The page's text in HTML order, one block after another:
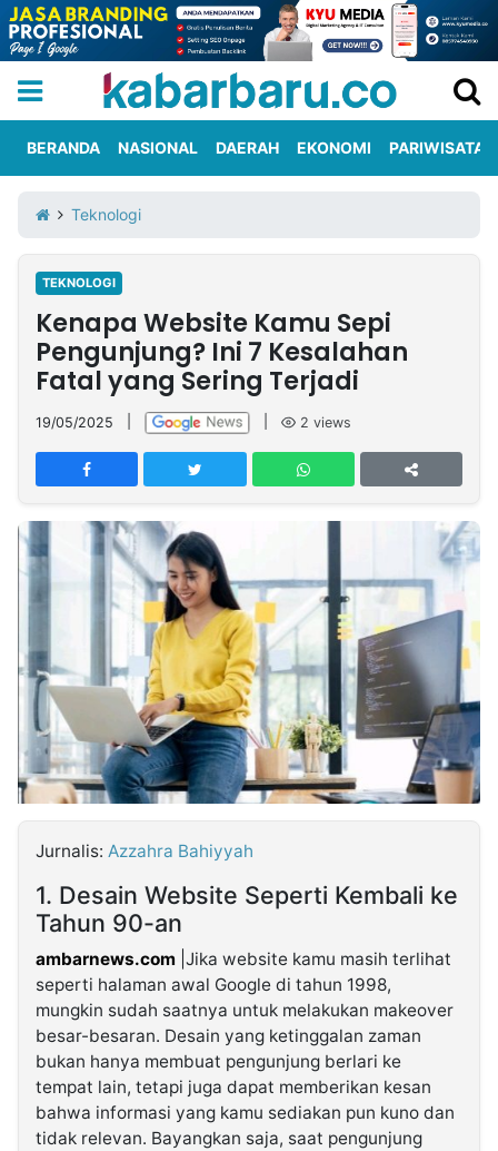
Iklan
Berita
Kami
Nasional
International
Olahraga
Entertainment
Daerah
Pariwisata
Kuliner
Kolom
Network
PT
TREETAN
INDONESIA
Partner
Insight
NTB
Suara
Time
Lens
IDN
Daily
Jogja
Jalan
Rakyat
Idealita
News
Kita
Notice
Dinamikapost.com
Radar
Baru
Seedbacklink
Follow
Kabarbaru
Kabarbaru.co
2026
BERANDA NASIONAL DAERAH EKONOMI PARIWISATA
Teknologi
TEKNOLOGI
Kenapa Website Kamu Sepi
Pengunjung? Ini 7 Kesalahan
Fatal yang Sering Terjadi
19/05/2025 2 views
Jurnalis: Azzahra Bahiyyah
1. Desain Website Seperti Kembali ke
Tahun 90-an
ambarnews.com |Jika website kamu masih terlihat
seperti halaman awal Google di tahun 1998,
mungkin sudah saatnya untuk melakukan makeover
besar-besaran. Desain yang ketinggalan zaman
bukan hanya membuat pengunjung berlari ke
tempat lain, tetapi juga dapat memberikan kesan
bahwa informasi yang kamu sediakan pun kuno dan
tidak relevan. Bayangkan saja, saat pengunjung